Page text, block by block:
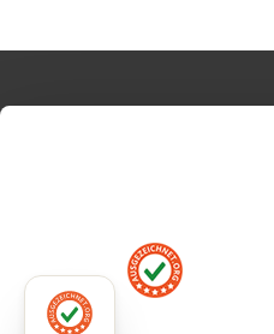
Schlichtungsverfahren
All-In-One Funktion